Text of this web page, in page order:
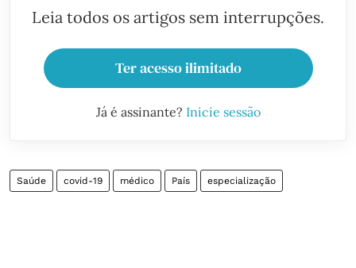
Leia todos os artigos sem interrupções.
Ter acesso ilimitado
Já é assinante? Inicie sessão
Saúde covid-19 médico País especialização